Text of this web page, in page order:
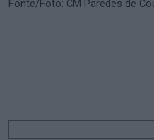
Fonte/Foto: CM Paredes de